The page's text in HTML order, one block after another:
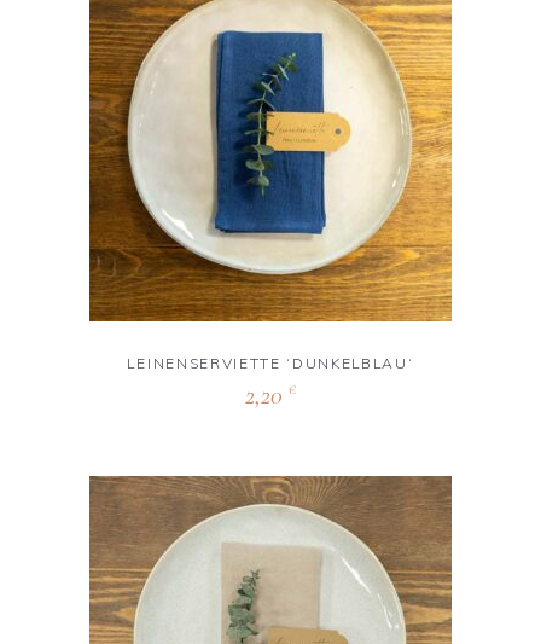
LEINENSERVIETTE ‘DUNKELBLAU‘
2,20 €